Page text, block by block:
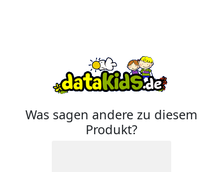
Was sagen andere zu diesem
Produkt?